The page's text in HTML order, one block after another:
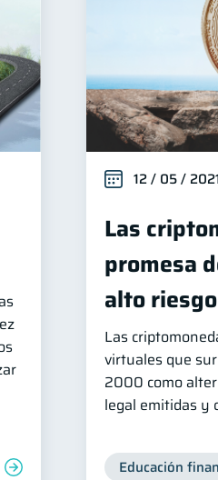
Finanzas para jóvenes
12 / 05 /
Las
promesa
alto riesgo
Las
virtuales que
2000 como
legal emitidas y
Educación